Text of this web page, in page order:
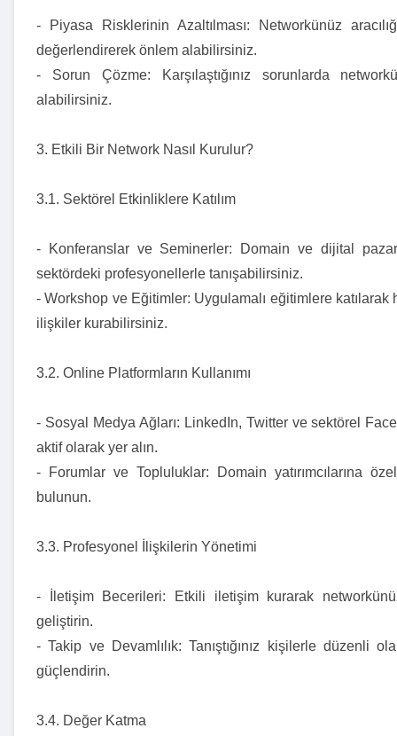
- Piyasa Risklerinin Azaltılması: Networkünüz
değerlendirerek önlem alabilirsiniz.
- Sorun Çözme: Karşılaştığınız sorunlarda
alabilirsiniz.
3. Etkili Bir Network Nasıl Kurulur?
3.1. Sektörel Etkinliklere Katılım
- Konferanslar ve Seminerler: Domain ve dijital
sektördeki profesyonellerle tanışabilirsiniz.
- Workshop ve Eğitimler: Uygulamalı eğitimlere
ilişkiler kurabilirsiniz.
3.2. Online Platformların Kullanımı
- Sosyal Medya Ağları: LinkedIn, Twitter ve sektörel
aktif olarak yer alın.
- Forumlar ve Topluluklar: Domain yatırımcılarına
bulunun.
3.3. Profesyonel İlişkilerin Yönetimi
- İletişim Becerileri: Etkili iletişim kurarak
geliştirin.
- Takip ve Devamlılık: Tanıştığınız kişilerle düzenli
güçlendirin.
3.4. Değer Katma